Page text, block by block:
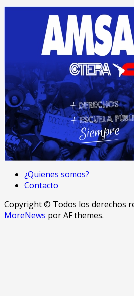
¿Quienes somos?
Contacto
Copyright © Todos los derechos
MoreNews por AF themes.